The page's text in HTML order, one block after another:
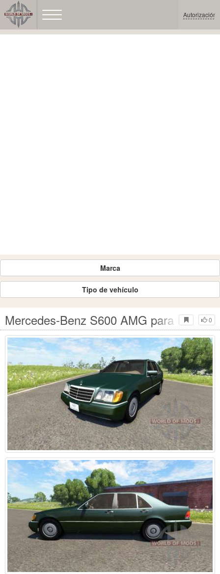
Autorización
Marca
Tipo de vehículo
0
Mercedes-Benz S600 AMG para